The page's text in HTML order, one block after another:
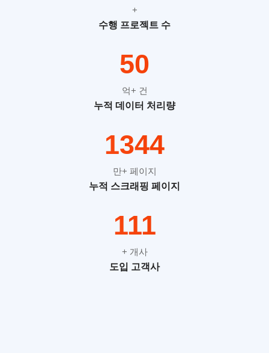
+
수행 프로젝트 수
79
억+ 건
누적 데이터 처리량
2112
만+ 페이지
누적 스크래핑 페이지
175
+ 개사
도입 고객사